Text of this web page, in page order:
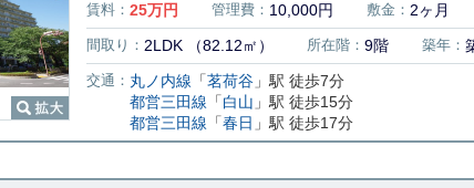
賃料： 25万円 管理費： 10,000円 敷金： 2ヶ月
間取り： 2LDK （82.12㎡） 所在階： 9階 築年：
交通： 丸ノ内線 「茗荷谷 」駅 徒歩7分
都営三田線 「白山 」駅 徒歩15分
都営三田線 「春日 」駅 徒歩17分